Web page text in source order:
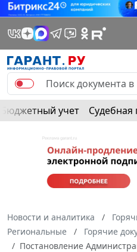
Бюджетный учет Судебная
Новости и аналитика
Региональные
Горячие
Постановление